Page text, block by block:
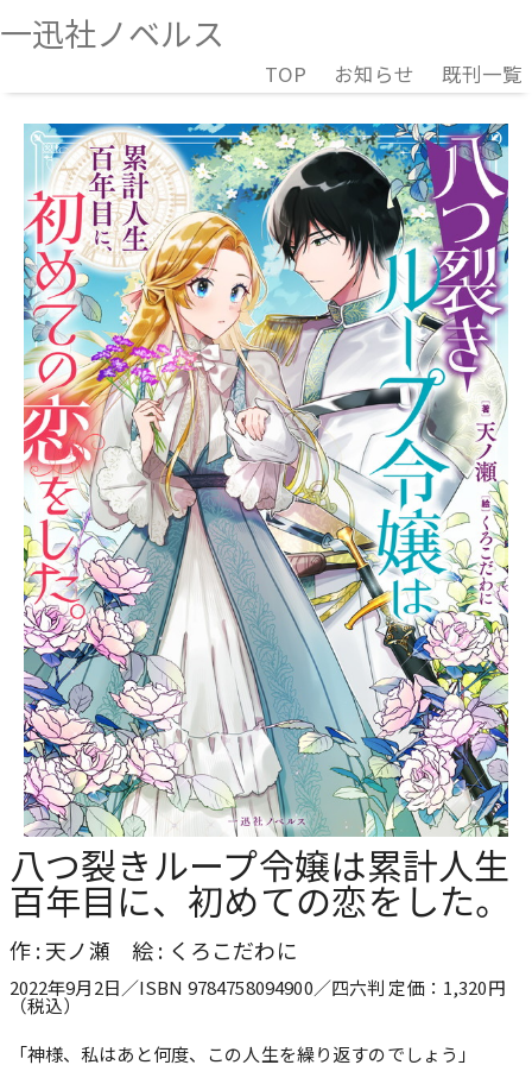
一迅社ノベルス
TOP お知らせ 既刊一覧
八つ裂きループ令嬢は累計人生
百年目に、初めての恋をした。
作 : 天ノ瀬 絵 : くろこだわに
2022年9月2日／ISBN 9784758094900／四六判 定価：1,320円
（税込）
「神様、私はあと何度、この人生を繰り返すのでしょう」